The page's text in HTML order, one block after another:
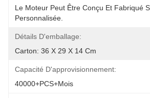
Le Moteur Peut Être Conçu Et Fabriqué
Personnalisée.
Détails D'emballage:
Carton: 36 X 29 X 14 Cm
Capacité D'approvisionnement:
40000+PCS+mois